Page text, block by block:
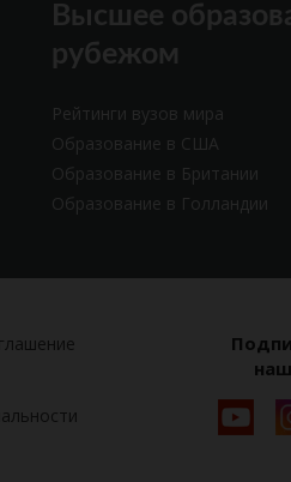
Высшее
рубежом
Рейтинги вузов мира
Образование в США
Образование в Британии
Образование в Голландии